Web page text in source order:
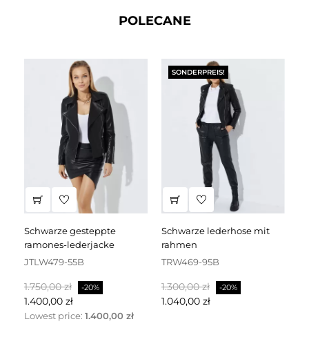
POLECANE
schwarze gesteppte
ramones-lederjacke
JTLW479-55B
Regulärer
Preis
1.750,00 zł -20%
1.400,00 zł
Lowest price: 1.400,00 zł
SONDERPREIS!
schwarze lederhose mit
rahmen
TRW469-95B
Regulärer
Preis
1.300,00 zł -20%
1.040,00 zł